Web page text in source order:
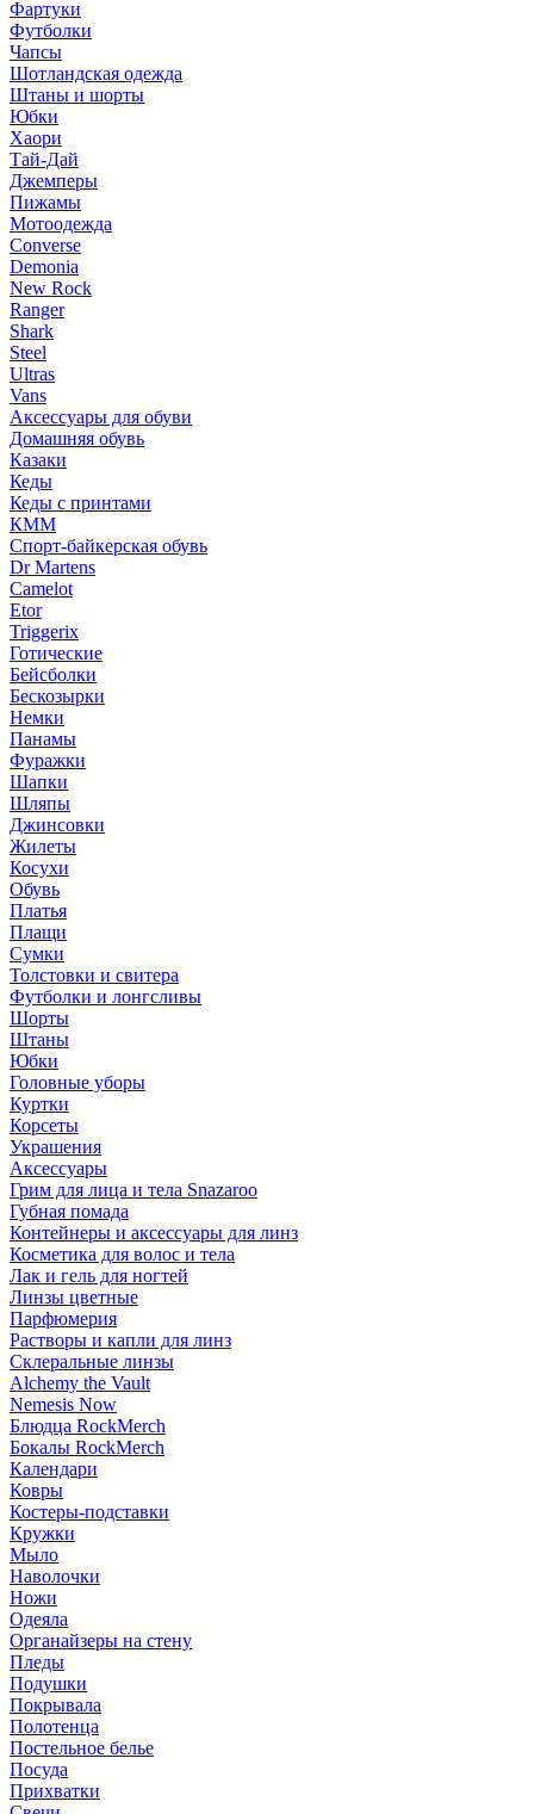
Фартуки
Футболки
Чапсы
Шотландская одежда
Штаны и шорты
Юбки
Хаори
Тай-Дай
Джемперы
Пижамы
Мотоодежда
Converse
Demonia
New Rock
Ranger
Shark
Steel
Ultras
Vans
Аксессуары для обуви
Домашняя обувь
Казаки
Кеды
Кеды с принтами
КММ
Спорт-байкерская обувь
Dr Martens
Camelot
Etor
Triggerix
Готические
Бейсболки
Бескозырки
Немки
Панамы
Фуражки
Шапки
Шляпы
Джинсовки
Жилеты
Косухи
Обувь
Платья
Плащи
Сумки
Толстовки и свитера
Футболки и лонгсливы
Шорты
Штаны
Юбки
Головные уборы
Куртки
Корсеты
Украшения
Аксессуары
Грим для лица и тела Snazaroo
Губная помада
Контейнеры и аксессуары для линз
Косметика для волос и тела
Лак и гель для ногтей
Линзы цветные
Парфюмерия
Растворы и капли для линз
Склеральные линзы
Alchemy the Vault
Nemesis Now
Блюдца RockMerch
Бокалы RockMerch
Календари
Ковры
Костеры-подставки
Кружки
Мыло
Наволочки
Ножи
Одеяла
Органайзеры на стену
Пледы
Подушки
Покрывала
Полотенца
Постельное белье
Посуда
Прихватки